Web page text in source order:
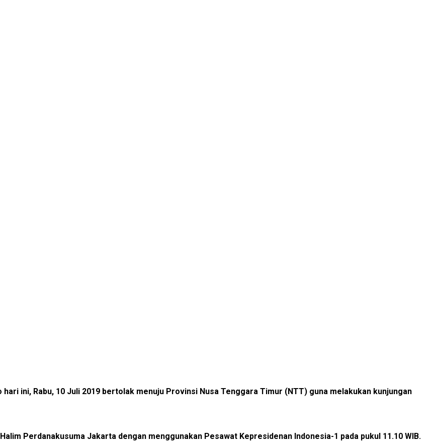
ini, Rabu, 10 Juli 2019 bertolak menuju Provinsi Nusa Tenggara Timur (NTT) guna melakukan kunjungan
Perdanakusuma Jakarta dengan menggunakan Pesawat Kepresidenan Indonesia-1 pada pukul 11.10 WIB.